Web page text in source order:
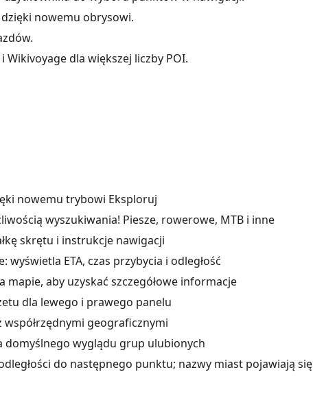
nowemu obrysowi.
dla większej liczby POI.
nowemu trybowi Eksploruj
wyszukiwania! Piesze, rowerowe, MTB i inne
skrętu i instrukcje nawigacji
ETA, czas przybycia i odległość
mapie, aby uzyskać szczegółowe informacje
dla lewego i prawego panelu
współrzędnymi geograficznymi
wyglądu grup ulubionych
do następnego punktu; nazwy miast pojawiają się